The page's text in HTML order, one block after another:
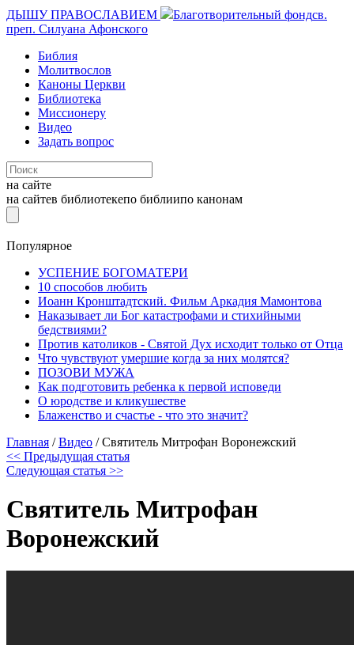
ДЫШУ ПРАВОСЛАВИЕМ Благотворительный фондсв.
преп. Силуана Афонского
Библия
Молитвослов
Каноны Церкви
Библиотека
Миссионеру
Видео
Задать вопрос
на сайте
на сайтев библиотекепо библиипо канонам
Популярное
УСПЕНИЕ БОГОМАТЕРИ
10 способов любить
Иоанн Кронштадтский. Фильм Аркадия Мамонтова
Наказывает ли Бог катастрофами и стихийными
бедствиями?
Против католиков - Святой Дух исходит только от Отца
Что чувствуют умершие когда за них молятся?
ПОЗОВИ МУЖА
Как подготовить ребенка к первой исповеди
О юродстве и кликушестве
Блаженство и счастье - что это значит?
Главная /Видео /Святитель Митрофан Воронежский
<< Предыдущая статья
Следующая статья >>
Святитель Митрофан
Воронежский